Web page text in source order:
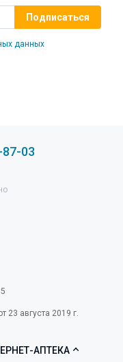
данных
87-03
23 августа 2019 г.
АПТЕКА